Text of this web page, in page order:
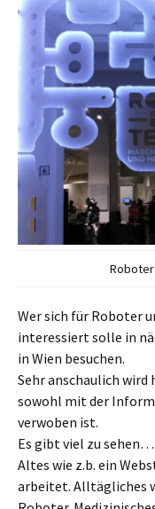
Roboter
Wer sich für Roboter
interessiert solle in
in Wien besuchen.
Sehr anschaulich
sowohl mit der
verwoben ist.
Es gibt viel zu sehen….
Altes wie z.b. ein
arbeitet. Alltägliches